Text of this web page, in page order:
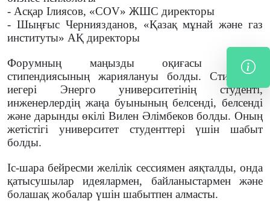
- Асқар Ілиясов, «COV» ЖШС директоры
- Шыңғыс Черниязданов, «Қазақ мұнай және газ
институты» АҚ директоры
Форумның маңызды оқиғасы Supros
стипендиясының жариялануы болды. Стипендия
иегері Энерго университетінің студенті,
инженерлердің жаңа буынының белсенді, белсенді
және дарынды өкілі Вилен Әлімбеков болды. Оның
жетістігі университет студенттері үшін шабыт
болды.
Іс-шара бейресми желілік сессиямен аяқталды, онда
қатысушылар идеялармен, байланыстармен және
болашақ жобалар үшін шабытпен алмасты.